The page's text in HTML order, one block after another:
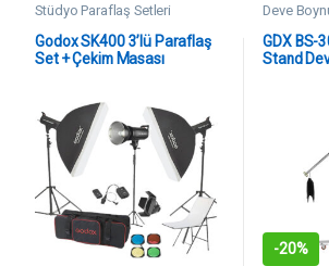
Stüdyo Paraflaş Setleri
Godox SK400 3’lü Paraflaş
Set + Çekim Masası
Deve
GDX BS-
Stand
-20%